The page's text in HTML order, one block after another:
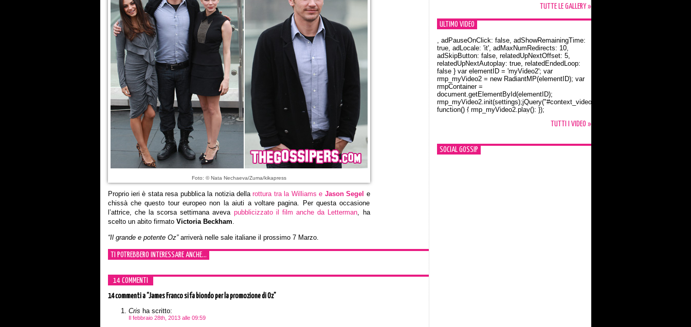
Foto: © Nata Nechaeva/Zuma/kikapress
Proprio ieri è stata resa pubblica la notizia dellarottura tra la Williams e Jason Segel e
chissà che questo tour europeo non la aiuti a voltare pagina. Per questa occasione
l’attrice, che la scorsa settimana aveva pubblicizzato il film anche da Letterman, ha
scelto un abito firmato Victoria Beckham.
“Il grande e potente Oz”arriverà nelle sale italiane il prossimo 7 Marzo.
TI POTREBBERO INTERESSARE ANCHE...
14 COMMENTI
14 commentia “James Franco si fa biondo per la promozione di Oz”
Cris ha scritto:
Il febbraio 28th, 2013 alle 09:59
TUTTE LE GALLERY »
ULTIMO VIDEO
Orlando Bloom e la t-shirt dedicata a Flynn
, adPauseOnClick: false, adShowRemainingTime:
true, adLocale: 'it', adMaxNumRedirects: 10,
adSkipButton: false, relatedUpNextOffset: 5,
relatedUpNextAutoplay: true, relatedEndedLoop:
false } var elementID = 'myVideo2'; var
rmp_myVideo2 = new RadiantMP(elementID); var
rmpContainer =
document.getElementById(elementID);
rmp_myVideo2.init(settings);jQuery("#context_video2").one("mouseover",
function() { rmp_myVideo2.play(); });
TUTTI I VIDEO »
SOCIAL GOSSIP